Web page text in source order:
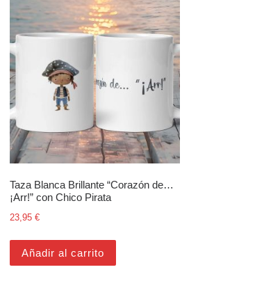
Taza Blanca Brillante “Corazón de…
¡Arr!” con Chico Pirata
23,95 €
Añadir al carrito